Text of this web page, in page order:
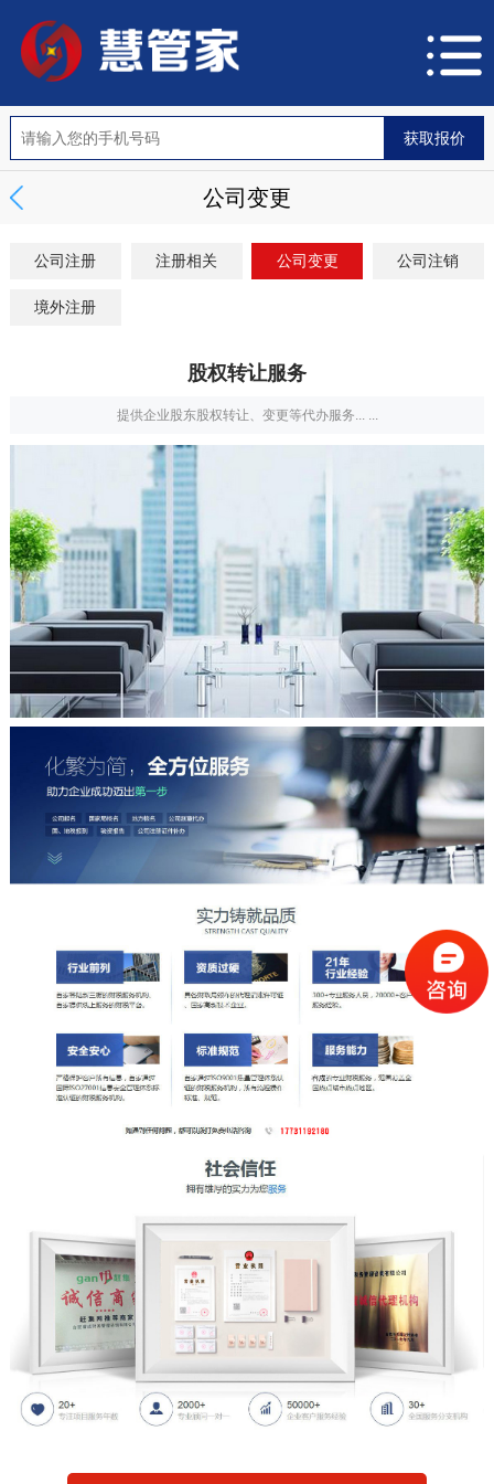
公司变更
公司注册 注册相关 公司变更 公司注销
境外注册
股权转让服务
提供企业股东股权转让、变更等代办服务... ...